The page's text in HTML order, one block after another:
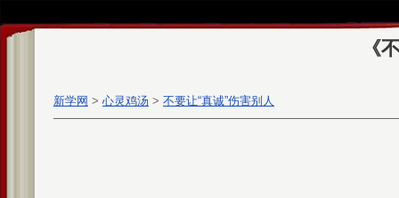
《
新学网 > 心灵鸡汤 > 不要让“真诚”伤害别人